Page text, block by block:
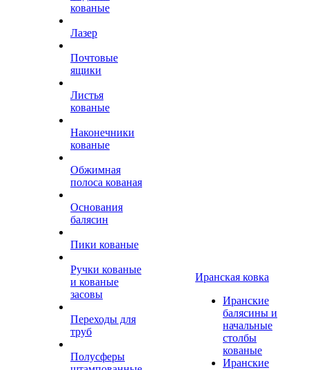
кованые
Лазер
Почтовые
ящики
Листья
кованые
Наконечники
кованые
Обжимная
полоса кованая
Основания
балясин
Пики кованые
Ручки кованые
и кованые
засовы
Переходы для
труб
Полусферы
Иранская ковка
Иранские
балясины и
начальные
столбы
кованые
Иранские